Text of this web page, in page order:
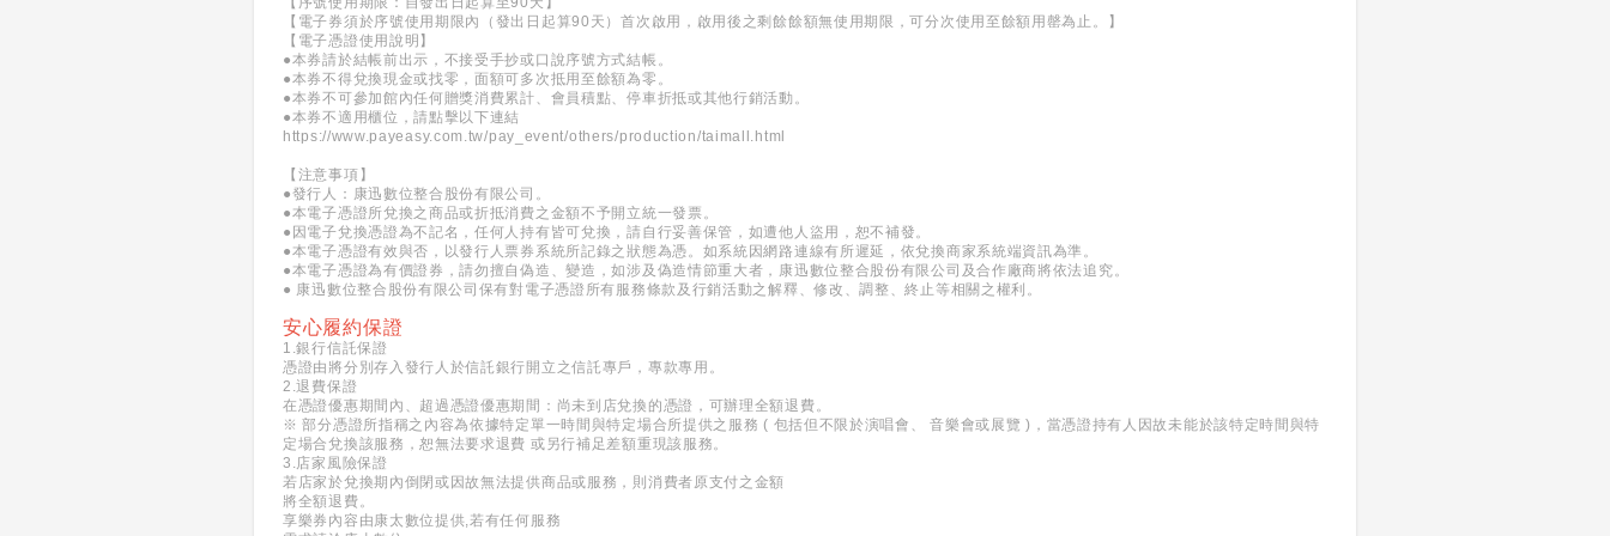
【電子券須於序號使用期限內（發出日起算90天）首次啟用，啟用後之剩餘餘額無使用期限，可分次使用至餘額用罄為止。】
【電子憑證使用說明】
●本券請於結帳前出示，不接受手抄或口說序號方式結帳。
●本券不得兌換現金或找零，面額可多次抵用至餘額為零。
●本券不可參加館內任何贈獎消費累計、會員積點、停車折抵或其他行銷活動。
●本券不適用櫃位，請點擊以下連結
https://www.payeasy.com.tw/pay_event/others/production/taimall.html
【注意事項】
●發行人：康迅數位整合股份有限公司。
●本電子憑證所兌換之商品或折抵消費之金額不予開立統一發票。
●因電子兌換憑證為不記名，任何人持有皆可兌換，請自行妥善保管，如遭他人盜用，恕不補發。
●本電子憑證有效與否，以發行人票券系統所記錄之狀態為憑。如系統因網路連線有所遲延，依兌換商家系統端資訊為準。
●本電子憑證為有價證券，請勿擅自偽造、變造，如涉及偽造情節重大者，康迅數位整合股份有限公司及合作廠商將依法追究。
● 康迅數位整合股份有限公司保有對電子憑證所有服務條款及行銷活動之解釋、修改、調整、終止等相關之權利。
安心履約保證
1.銀行信託保證
憑證由將分別存入發行人於信託銀行開立之信託專戶，專款專用。
2.退費保證
在憑證優惠期間內、超過憑證優惠期間：尚未到店兌換的憑證，可辦理全額退費。
※ 部分憑證所指稱之內容為依據特定單一時間與特定場合所提供之服務 ( 包括但不限於演唱會、 音樂會或展覽 )，當憑證持有人因故未能於該特定時間與特
定場合兌換該服務，恕無法要求退費 或另行補足差額重現該服務。
3.店家風險保證
若店家於兌換期內倒閉或因故無法提供商品或服務，則消費者原支付之金額
將全額退費。
享樂券內容由康太數位提供,若有任何服務